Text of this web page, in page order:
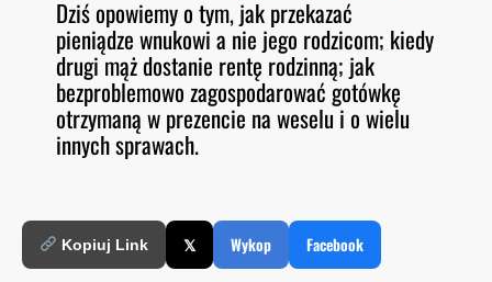
O
D
E
RSS FEED
LINK
EMBED
Dziś opowiemy o tym, jak przekazać
pieniądze wnukowi a nie jego rodzicom; kiedy
drugi mąż dostanie rentę rodzinną; jak
bezproblemowo zagospodarować gotówkę
otrzymaną w prezencie na weselu i o wielu
innych sprawach.
Kopiuj Link 𝕏 Wykop Facebook